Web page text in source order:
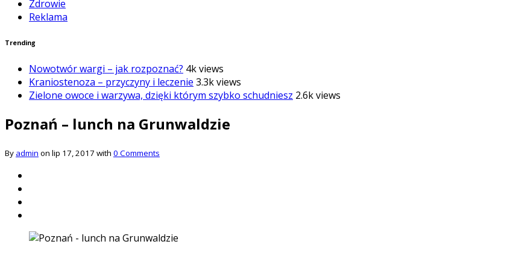
Zdrowie
Reklama
Trending
Nowotwór wargi – jak rozpoznać? 4k views
Kraniostenoza – przyczyny i leczenie 3.3k views
Zielone owoce i warzywa, dzięki którym szybko schudniesz 2.6k views
Poznań – lunch na Grunwaldzie
By admin on lip 17, 2017 with 0 Comments